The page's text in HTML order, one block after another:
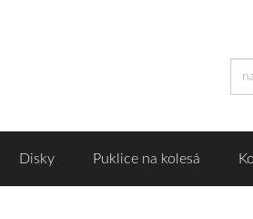
Disky Puklice na kolesá